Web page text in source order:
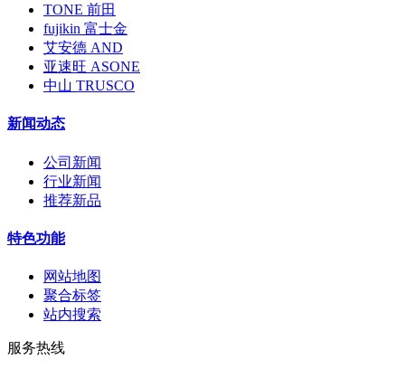
TONE 前田
fujikin 富士金
艾安德 AND
亚速旺 ASONE
中山 TRUSCO
新闻动态
公司新闻
行业新闻
推荐新品
特色功能
网站地图
聚合标签
站内搜索
服务热线